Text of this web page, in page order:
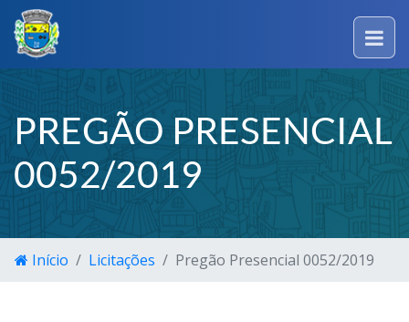
PREGÃO PRESENCIAL
0052/2019
Início Licitações Pregão Presencial 0052/2019